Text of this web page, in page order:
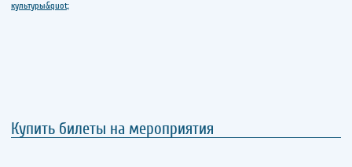
Купить билеты на мероприятия